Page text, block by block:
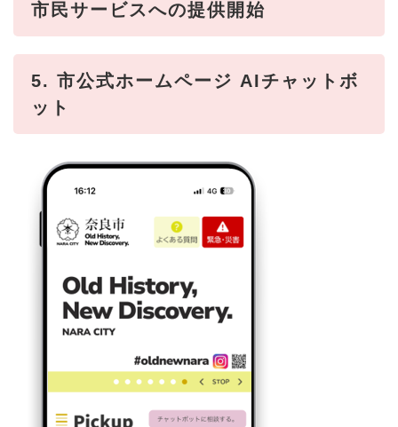
市民サービスへの提供開始
5. 市公式ホームページ AIチャットボ
ット